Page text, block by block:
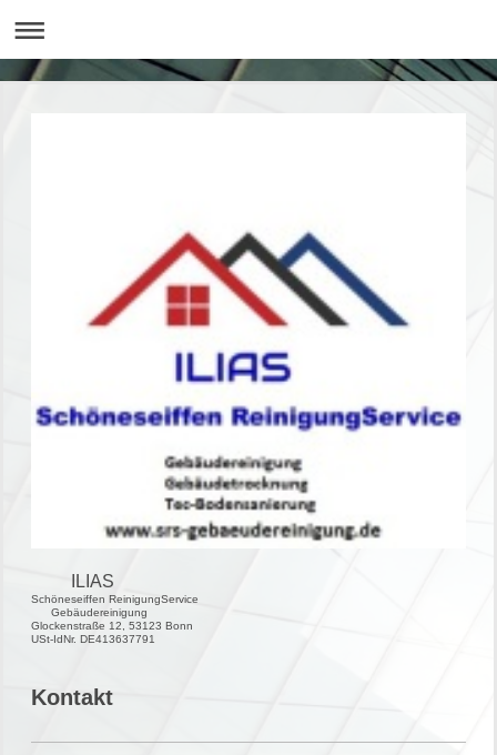
ILIAS
Schöneseiffen ReinigungService
Gebäudereinigung
Glockenstraße 12, 53123 Bonn
USt-IdNr. DE413637791
Kontakt